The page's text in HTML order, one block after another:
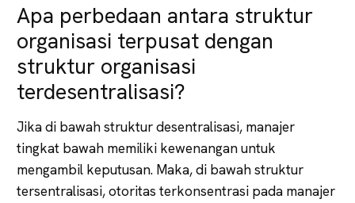
Apa perbedaan antara struktur
organisasi terpusat dengan
struktur organisasi
terdesentralisasi?
Jika di bawah struktur desentralisasi, manajer
tingkat bawah memiliki kewenangan untuk
mengambil keputusan. Maka, di bawah struktur
tersentralisasi, otoritas terkonsentrasi pada manajer